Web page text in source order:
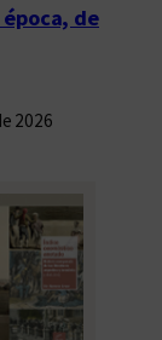
época, de
2026